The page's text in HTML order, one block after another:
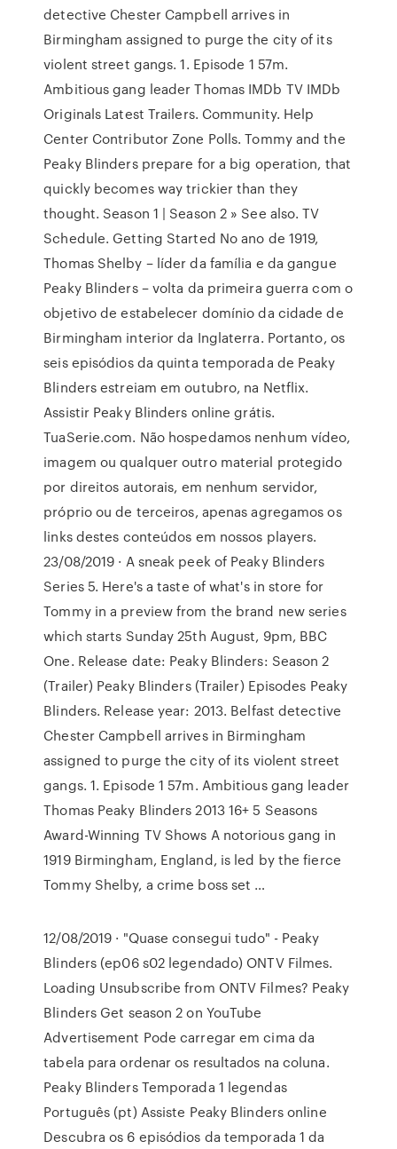
detective Chester Campbell arrives in
Birmingham assigned to purge the city of its
violent street gangs. 1. Episode 1 57m.
Ambitious gang leader Thomas IMDb TV IMDb
Originals Latest Trailers. Community. Help
Center Contributor Zone Polls. Tommy and the
Peaky Blinders prepare for a big operation, that
quickly becomes way trickier than they
thought. Season 1 | Season 2 » See also. TV
Schedule. Getting Started No ano de 1919,
Thomas Shelby – líder da família e da gangue
Peaky Blinders – volta da primeira guerra com o
objetivo de estabelecer domínio da cidade de
Birmingham interior da Inglaterra. Portanto, os
seis episódios da quinta temporada de Peaky
Blinders estreiam em outubro, na Netflix.
Assistir Peaky Blinders online grátis.
TuaSerie.com. Não hospedamos nenhum vídeo,
imagem ou qualquer outro material protegido
por direitos autorais, em nenhum servidor,
próprio ou de terceiros, apenas agregamos os
links destes conteúdos em nossos players.
23/08/2019 · A sneak peek of Peaky Blinders
Series 5. Here's a taste of what's in store for
Tommy in a preview from the brand new series
which starts Sunday 25th August, 9pm, BBC
One. Release date: Peaky Blinders: Season 2
(Trailer) Peaky Blinders (Trailer) Episodes Peaky
Blinders. Release year: 2013. Belfast detective
Chester Campbell arrives in Birmingham
assigned to purge the city of its violent street
gangs. 1. Episode 1 57m. Ambitious gang leader
Thomas Peaky Blinders 2013 16+ 5 Seasons
Award-Winning TV Shows A notorious gang in
1919 Birmingham, England, is led by the fierce
Tommy Shelby, a crime boss set …
12/08/2019 · "Quase consegui tudo" - Peaky
Blinders (ep06 s02 legendado) ONTV Filmes.
Loading Unsubscribe from ONTV Filmes? Peaky
Blinders Get season 2 on YouTube
Advertisement Pode carregar em cima da
tabela para ordenar os resultados na coluna.
Peaky Blinders Temporada 1 legendas
Português (pt) Assiste Peaky Blinders online
Descubra os 6 episódios da temporada 1 da